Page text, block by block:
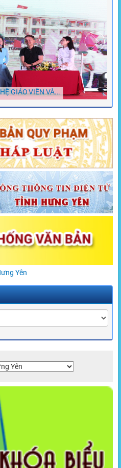
Trưng Vương có 1 thủ khoa, 1 á
toàn quốc và 1 thủ khoa khối
GIÁO VIÊN VÀ...